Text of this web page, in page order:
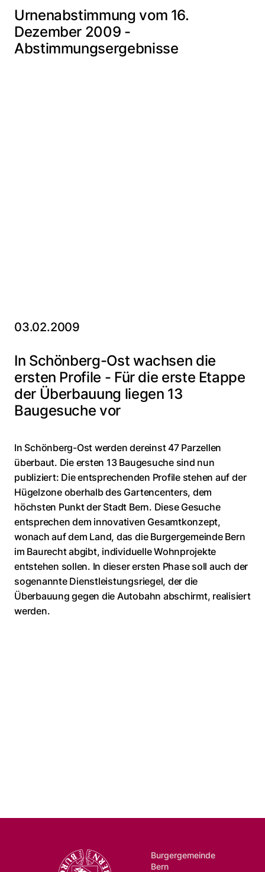
Urnenabstimmung vom 16.
Dezember 2009 -
Abstimmungsergebnisse
03.02.2009
In Schönberg-Ost wachsen die
ersten Profile - Für die erste Etappe
der Überbauung liegen 13
Baugesuche vor
In Schönberg-Ost werden dereinst 47 Parzellen
überbaut. Die ersten 13 Baugesuche sind nun
publiziert: Die entsprechenden Profile stehen auf der
Hügelzone oberhalb des Gartencenters, dem
höchsten Punkt der Stadt Bern. Diese Gesuche
entsprechen dem innovativen Gesamtkonzept,
wonach auf dem Land, das die Burgergemeinde Bern
im Baurecht abgibt, individuelle Wohnprojekte
entstehen sollen. In dieser ersten Phase soll auch der
sogenannte Dienstleistungsriegel, der die
Überbauung gegen die Autobahn abschirmt, realisiert
werden.
Burgergemeinde
Bern